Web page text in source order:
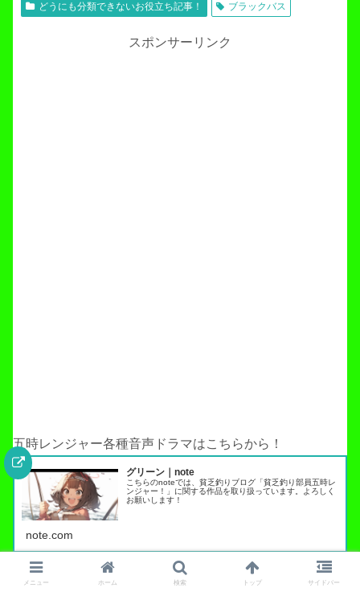
どうにも分類できないお役立ち記事！ ブラックバス
スポンサーリンク
五時レンジャー各種音声ドラマはこちらから！
グリーン｜note
こちらのnoteでは、貧乏釣りブログ「貧乏釣り部員五時レ
ンジャー！」に関する作品を取り扱っています。よろしく
お願いします！
note.com
五時レンジャーオリジナルグッズが手に入る！
メニュー ホーム 検索 トップ サイドバー